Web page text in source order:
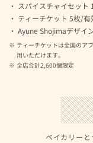
スパイスチャイセット
ティーチケット 5枚/
Ayune Shojimaデザイ
ティーチケットは全国のア
用いただけます。
全店合計2,600個限定
ベイカリー